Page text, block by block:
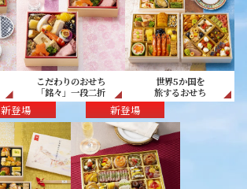
こだわりのおせち
「銘々」一段二折
世界5か国を
旅するおせち
新登場 新登場